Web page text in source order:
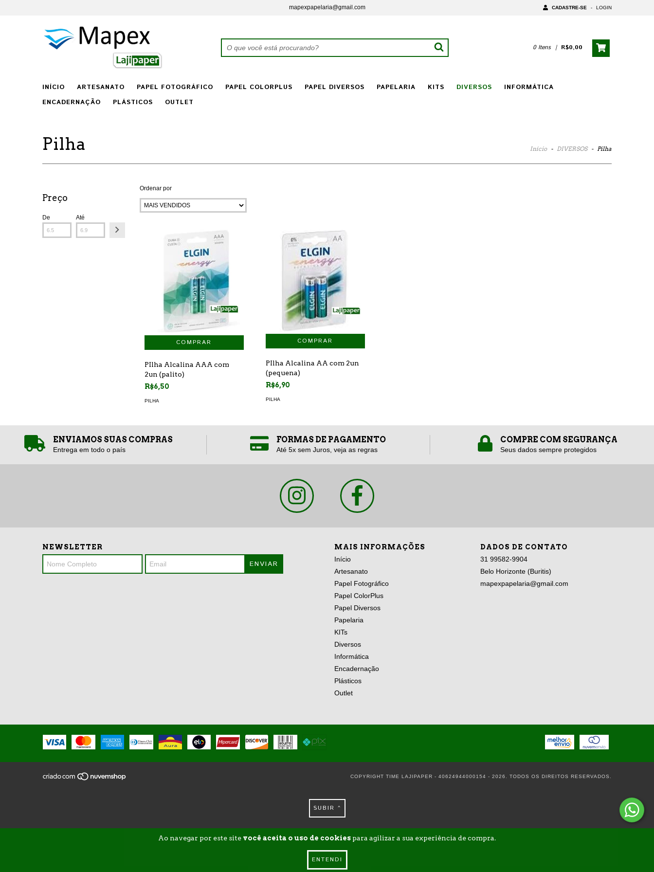
mapexpapelaria@gmail.com CADASTRE-SE - LOGIN
Ao navegar por este site você aceita o uso de cookies para agilizar a sua experiência de compra.
ENTENDI
0 Itens | R$0,00
INÍCIO ARTESANATO PAPEL FOTOGRÁFICO PAPEL COLORPLUS PAPEL DIVERSOS PAPELARIA KITS DIVERSOS
INFORMÁTICA
ENCADERNAÇÃO
PLÁSTICOS OUTLET
Pilha Início - DIVERSOS - Pilha
Preço
De Até
Ordenar por
PIlha Alcalina AAA com
2un (palito)
R$6,50
PILHA
PIlha Alcalina AA com 2un
(pequena)
R$6,90
PILHA
ENVIAMOS SUAS COMPRAS
Entrega em todo o país
FORMAS DE PAGAMENTO
Até 5x sem Juros, veja as regras
COMPRE COM SEGURANÇA
Seus dados sempre protegidos
NEWSLETTER
MAIS INFORMAÇÕES
Início
Artesanato
Papel Fotográfico
Papel ColorPlus
Papel Diversos
Papelaria
KITs
Diversos
Informática
Encadernação
Plásticos
Outlet
DADOS DE CONTATO
31 99582-9904
Belo Horizonte (Buritis)
mapexpapelaria@gmail.com
COPYRIGHT TIME LAJIPAPER - 40624944000154 - 2026. TODOS OS DIREITOS RESERVADOS.
SUBIR ^